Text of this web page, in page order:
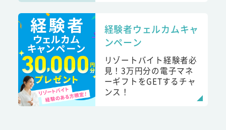
経験者ウェルカムキャ
ンペーン
リゾートバイト経験者必
見！3万円分の電子マネ
ーギフトをGETするチャ
ンス！